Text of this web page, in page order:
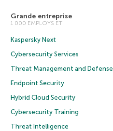
Grande entreprise
1 000 EMPLOYS ET
Kaspersky Next
Cybersecurity Services
Threat Management and Defense
Endpoint Security
Hybrid Cloud Security
Cybersecurity Training
Threat Intelligence